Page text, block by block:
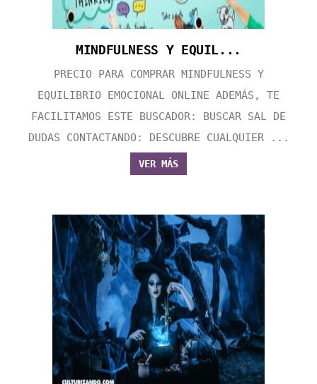
MINDFULNESS Y EQUIL...
PRECIO PARA COMPRAR MINDFULNESS Y
EQUILIBRIO EMOCIONAL ONLINE ADEMÁS, TE
FACILITAMOS ESTE BUSCADOR: BUSCAR SAL DE
DUDAS CONTACTANDO: DESCUBRE CUALQUIER ...
VER MÁS